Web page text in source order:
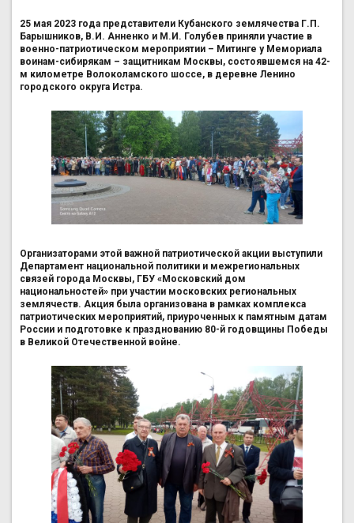
25 мая 2023 года представители Кубанского землячества Г.П.
Барышников, В.И. Анненко и М.И. Голубев приняли участие в
военно-патриотическом мероприятии – Митинге у Мемориала
воинам-сибирякам – защитникам Москвы, состоявшемся на 42-
м километре Волоколамского шоссе, в деревне Ленино
городского округа Истра.
Организаторами этой важной патриотической акции выступили
Департамент национальной политики и межрегиональных
связей города Москвы, ГБУ «Московский дом
национальностей» при участии московских региональных
землячеств. Акция была организована в рамках комплекса
патриотических мероприятий, приуроченных к памятным датам
России и подготовке к празднованию 80-й годовщины Победы
в Великой Отечественной войне.